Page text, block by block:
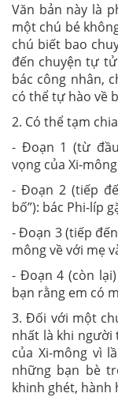
Văn bản này là
một chú bé
chú biết bao
đến chuyện tự
bác công nhân,
có thể tự hào về
2. Có thể tạm
- Đoạn 1 (từ
vọng của Xi-
- Đoạn 2 (tiếp
bố”): bác Phi-líp
- Đoạn 3 (tiếp
mông về với mẹ
- Đoạn 4 (còn
bạn rằng em có
3. Đối với một
nhất là khi người
của Xi-mông vì
những bạn bè
khinh ghét, hành